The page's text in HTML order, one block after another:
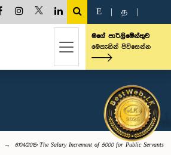
E த
මගේ පාර්ලිමේන්තුව
මෙතැනින් පිවිසෙන්න
6104/2015: The Salary Increment of 5000 for Public Servants